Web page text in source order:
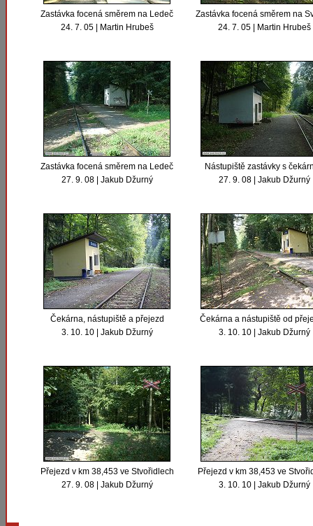
Zastávka focená směrem na Ledeč
24. 7. 05 | Martin Hrubeš
Zastávka focená směrem na
24. 7. 05 | Martin Hrubeš
Zastávka focená směrem na Ledeč
27. 9. 08 | Jakub Džurný
Nástupiště zastávky s
27. 9. 08 | Jakub Džurný
Čekárna, nástupiště a přejezd
3. 10. 10 | Jakub Džurný
Čekárna a nástupiště od
3. 10. 10 | Jakub Džurný
Přejezd v km 38,453 ve Stvořidlech
27. 9. 08 | Jakub Džurný
Přejezd v km 38,453 ve
3. 10. 10 | Jakub Džurný